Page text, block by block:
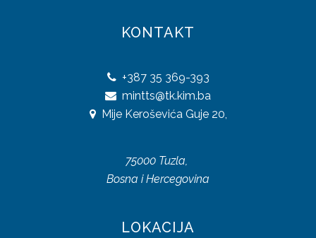
KONTAKT
+387 35 369-393
mintts@tk.kim.ba
Mije Keroševića Guje 20,
75000 Tuzla,
Bosna i Hercegovina
LOKACIJA
ODLUKE O IZBORU